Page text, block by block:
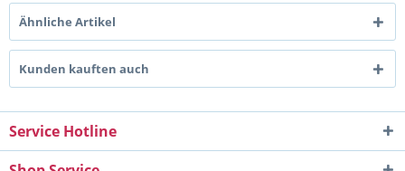
Ähnliche Artikel
Kunden kauften auch
Service Hotline